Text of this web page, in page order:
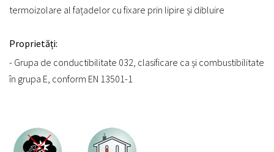
termoizolare al fațadelor cu fixare prin lipire și dibluire
Proprietăți:
- Grupa de conductibilitate 032, clasificare ca și combustibilitate
în grupa E, conform EN 13501-1